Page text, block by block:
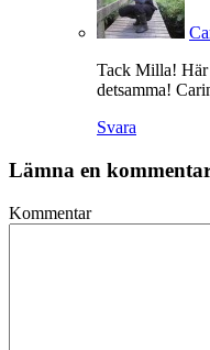
Tack Milla! Här
detsamma!
Svara
Lämna en
Kommentar